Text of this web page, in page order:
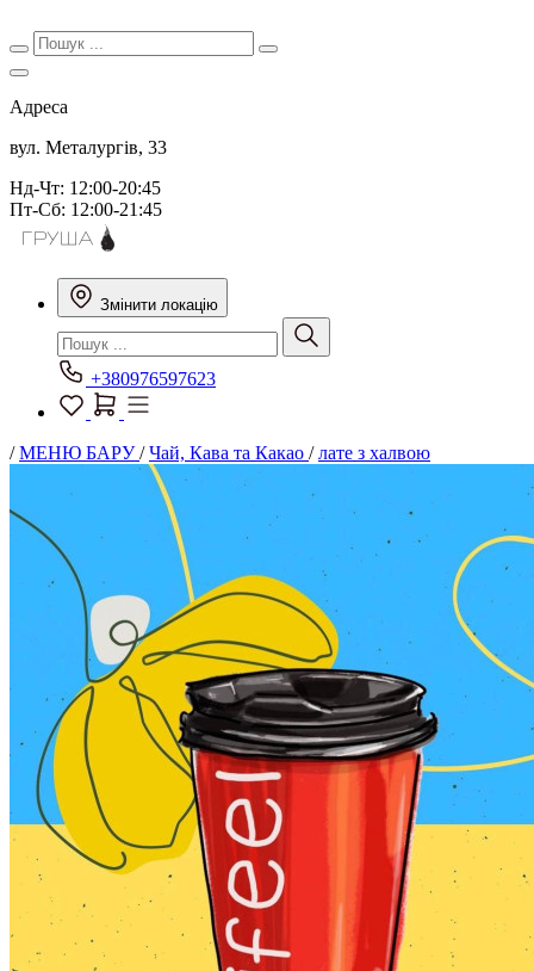
Адреса
вул. Металургів, 33
Нд-Чт: 12:00-20:45
Пт-Сб: 12:00-21:45
Змінити локацію
+380976597623
/МЕНЮ БАРУ/Чай, Кава та Какао /лате з халвою